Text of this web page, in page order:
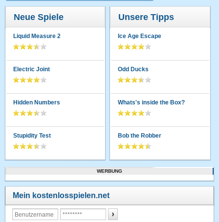
Neue Spiele
Liquid Measure 2
Electric Joint
Hidden Numbers
Stupidity Test
Unsere Tipps
Ice Age Escape
Odd Ducks
Whats's inside the Box?
Bob the Robber
WERBUNG
Mein kostenlosspielen.net